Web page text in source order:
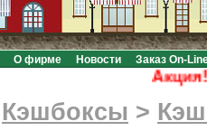
О фирме Новости Заказ On-
Акция!
Кэшбоксы >